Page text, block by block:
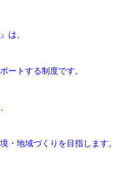
は、
ートする制度です。
・地域づくりを目指します。